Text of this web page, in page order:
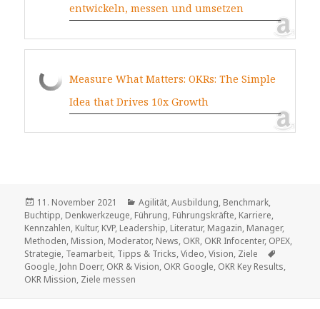
entwickeln, messen und umsetzen
Measure What Matters: OKRs: The Simple
Idea that Drives 10x Growth
Veröffentlicht
am
11. November 2021 Kategorien
Agilität,Ausbildung, Benchmark,
Buchtipp, Denkwerkzeuge, Führung, Führungskräfte, Karriere,
Kennzahlen, Kultur, KVP, Leadership, Literatur, Magazin, Manager,
Methoden, Mission, Moderator, News, OKR, OKR Infocenter, OPEX,
Strategie, Teamarbeit, Tipps & Tricks,Video,Vision, Ziele
Google, John Doerr, OKR & Vision, OKR Google, OKR Key Results,
OKR Mission, Ziele messen